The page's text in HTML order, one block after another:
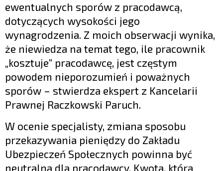
ewentualnych sporów z pracodawcą,
dotyczących wysokości jego
wynagrodzenia. Z moich obserwacji wynika,
że niewiedza na temat tego, ile pracownik
„kosztuje” pracodawcę, jest częstym
powodem nieporozumień i poważnych
sporów – stwierdza ekspert z Kancelarii
Prawnej Raczkowski Paruch.
W ocenie specjalisty, zmiana sposobu
przekazywania pieniędzy do Zakładu
Ubezpieczeń Społecznych powinna być
neutralna dla pracodawcy. Kwota, która